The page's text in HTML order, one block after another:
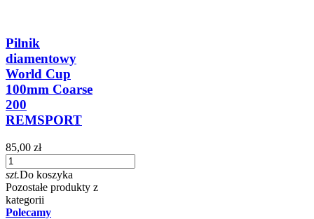
Pilnik
diamentowy
World Cup
100mm Coarse
200
REMSPORT
85,00 zł
szt.Do koszyka
Pozostałe produkty z
kategorii
Polecamy